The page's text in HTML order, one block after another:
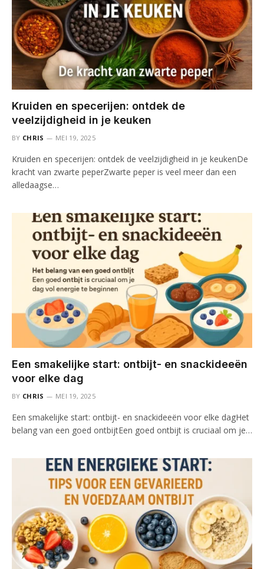
Kruiden en specerijen: ontdek de
veelzijdigheid in je keuken
BY CHRIS MEI 19, 2025
Kruiden en specerijen: ontdek de veelzijdigheid in je keukenDe
kracht van zwarte peperZwarte peper is veel meer dan een
alledaagse…
Een smakelijke start: ontbijt- en snackideeën
voor elke dag
BY CHRIS MEI 19, 2025
Een smakelijke start: ontbijt- en snackideeën voor elke dagHet
belang van een goed ontbijtEen goed ontbijt is cruciaal om je…